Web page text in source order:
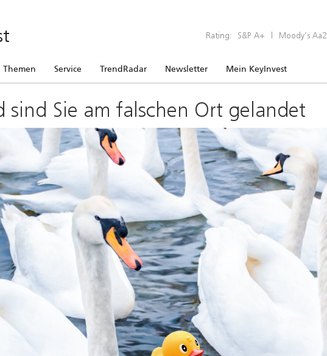
Rating: S&P A+ | Moody’s Aa2
Themen Service TrendRadar Newsletter Mein KeyInvest
sind Sie am falschen Ort gelandet